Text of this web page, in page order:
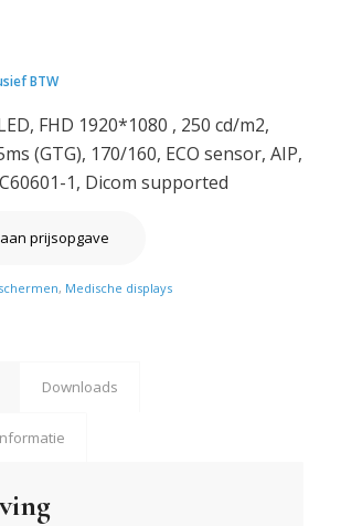
BTW
FHD 1920*1080 , 250 cd/m2,
(GTG), 170/160, ECO sensor, AIP,
1, Dicom supported
prijsopgave
, Medische displays
Downloads